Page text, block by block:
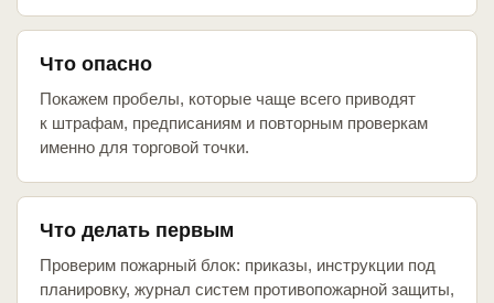
Что опасно
Покажем пробелы, которые чаще всего приводят
к штрафам, предписаниям и повторным проверкам
именно для торговой точки.
Что делать первым
Проверим пожарный блок: приказы, инструкции под
планировку, журнал систем противопожарной защиты,